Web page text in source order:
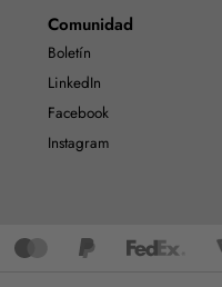
Comunidad
Boletín
LinkedIn
Facebook
Instagram